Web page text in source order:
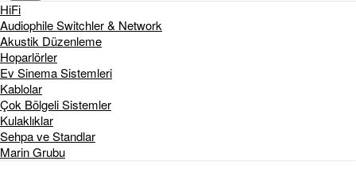
HiFi
Audiophile Switchler & Network
Akustik Düzenleme
Hoparlörler
Ev Sinema Sistemleri
Kablolar
Çok Bölgeli Sistemler
Kulaklıklar
Sehpa ve Standlar
Marin Grubu